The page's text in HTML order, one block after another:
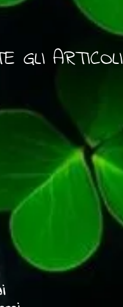
GLI ARTICOLI